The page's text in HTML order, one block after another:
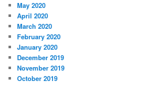
May 2020
April 2020
March 2020
February 2020
January 2020
December 2019
November 2019
October 2019